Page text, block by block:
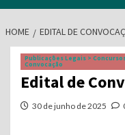
HOME EDITAL DE
Publicações Legais >
Convocação
Edital de
30 de junho de 2025